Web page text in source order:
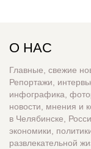
О НАС
Главные, свежие
Репортажи,
инфографика,
новости, мнения и
в Челябинске,
экономики,
развлекательной